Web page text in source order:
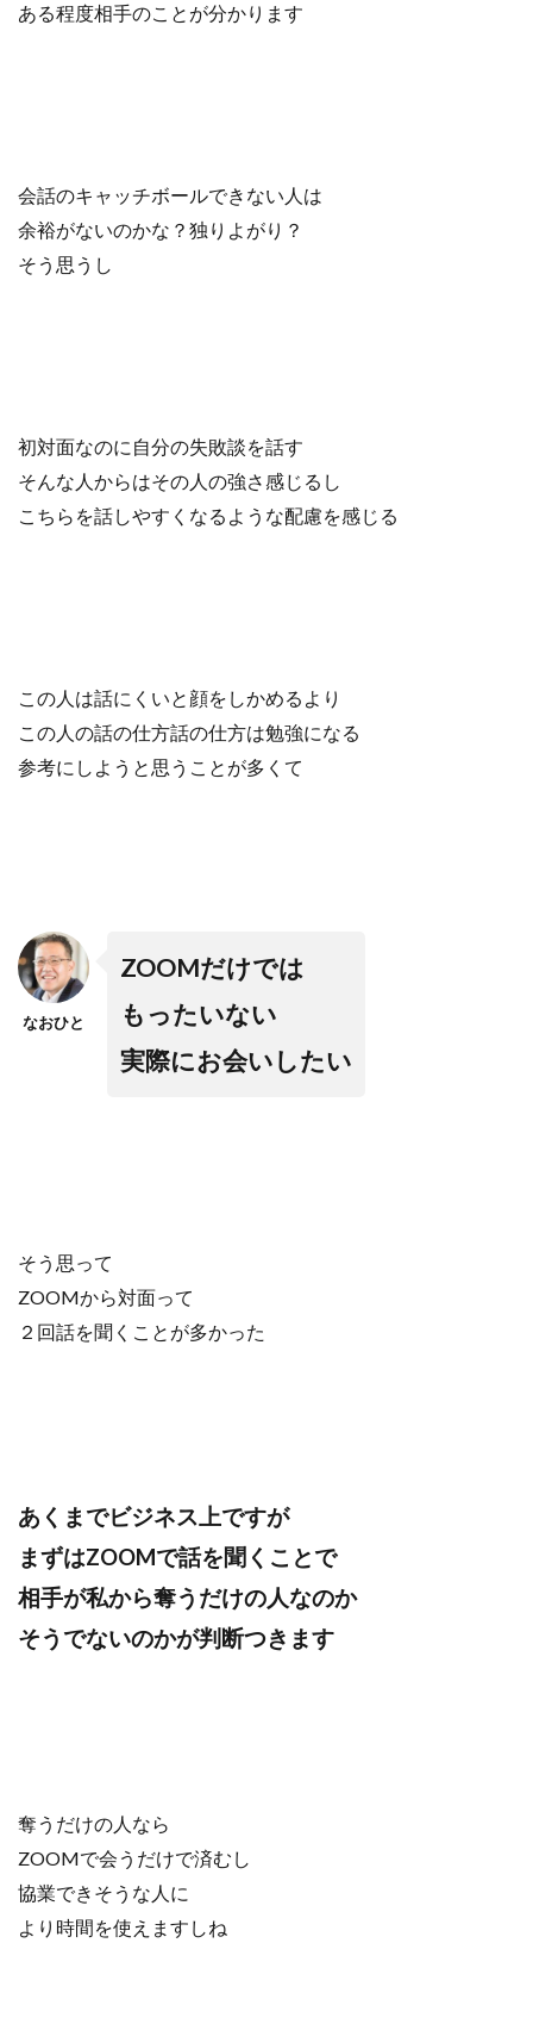
ある程度相手のことが分かります
会話のキャッチボールできない人は
余裕がないのかな？独りよがり？
そう思うし
初対面なのに自分の失敗談を話す
そんな人からはその人の強さ感じるし
こちらを話しやすくなるような配慮を感じる
この人は話にくいと顔をしかめるより
この人の話の仕方話の仕方は勉強になる
参考にしようと思うことが多くて
なおひと
ZOOMだけでは
もったいない
実際にお会いしたい
そう思って
ZOOMから対面って
２回話を聞くことが多かった
あくまでビジネス上ですが
まずはZOOMで話を聞くことで
相手が私から奪うだけの人なのか
そうでないのかが判断つきます
奪うだけの人なら
ZOOMで会うだけで済むし
協業できそうな人に
より時間を使えますしね